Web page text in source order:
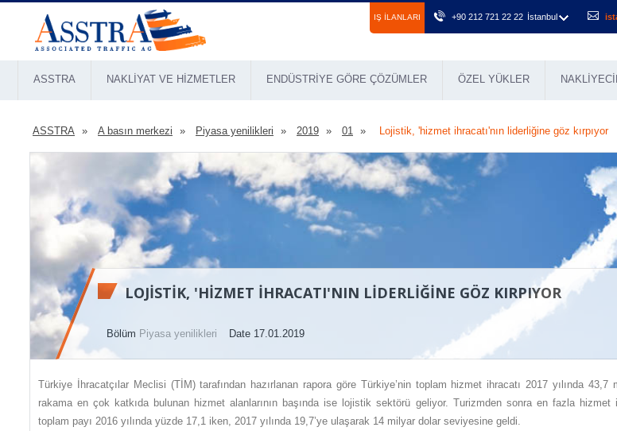
IŞ ILANLARI +90 212 721 22 22 İstanbul
ASSTRA NAKLIYAT VE HIZMETLER ENDÜSTRIYE GÖRE ÇÖZÜMLER ÖZEL YÜKLER
ASSTRA A basın merkezi Piyasa yenilikleri 2019 01 Lojistik, 'hizmet ihracatı'nın liderliğine göz kırpıyor
LOJISTIK, 'HIZMET IHRACATI'NIN LIDERLIĞINE GÖZ KIRPIYOR
Bölüm Piyasa yenilikleri Date 17.01.2019
Türkiye İhracatçılar Meclisi (TİM) tarafından hazırlanan rapora göre Türkiye’nin toplam hizmet ihracatı 2017 yılında
rakama en çok katkıda bulunan hizmet alanlarının başında ise lojistik sektörü geliyor. Turizmden sonra en fazla hizmet
toplam payı 2016 yılında yüzde 17,1 iken, 2017 yılında 19,7’ye ulaşarak 14 milyar dolar seviyesine geldi.